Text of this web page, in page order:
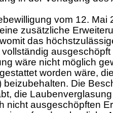
vom 12. Mai
zusätzliche
das
vollständig
wäre nicht möglich
worden wäre,
beizubehalten. Die
die
nicht ausgeschöpften